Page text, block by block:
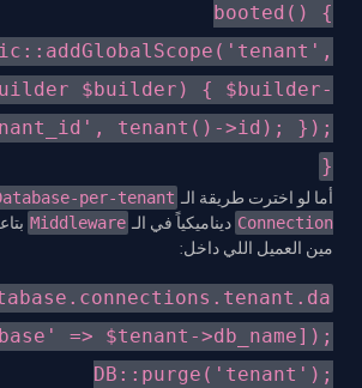
booted() {
$builder) { $builder-
tenant()->id); });
}
أما لو اخترت طريقة الـ per-tenant
Connection ديناميكياً في الـ Middleware
مين العميل اللي داخل:
=> $tenant->db_name]);
DB::purge('tenant');